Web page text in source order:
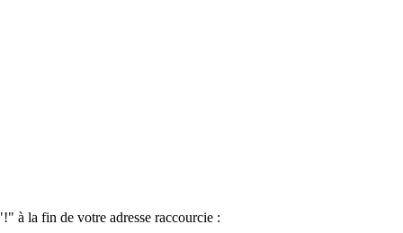
à la fin de votre adresse raccourcie :